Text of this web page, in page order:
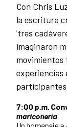
Con Chris
la escritura
'tres
imaginaron
movimientos
experiencias
7:00 p.m.
mariconería
Un homenaje